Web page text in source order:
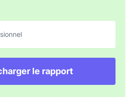
le rapport